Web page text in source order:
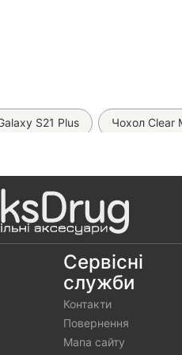
S21 Plus Чохол Clear
Galaxy S21 Plus
Galaxy S21 Plus
Galaxy S21 Plus
Hoco Z57 PD 30W
Сервісні
служби
Контакти
Повернення
Мапа сайту